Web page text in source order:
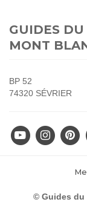
GUIDES
MONT
BP 52
74320 SÉVRIER
© Guides du